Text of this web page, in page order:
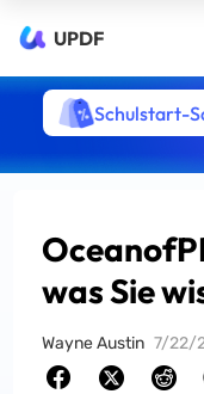
UPDF
Schulstart-
was Sie
Wayne Austin 7/22/